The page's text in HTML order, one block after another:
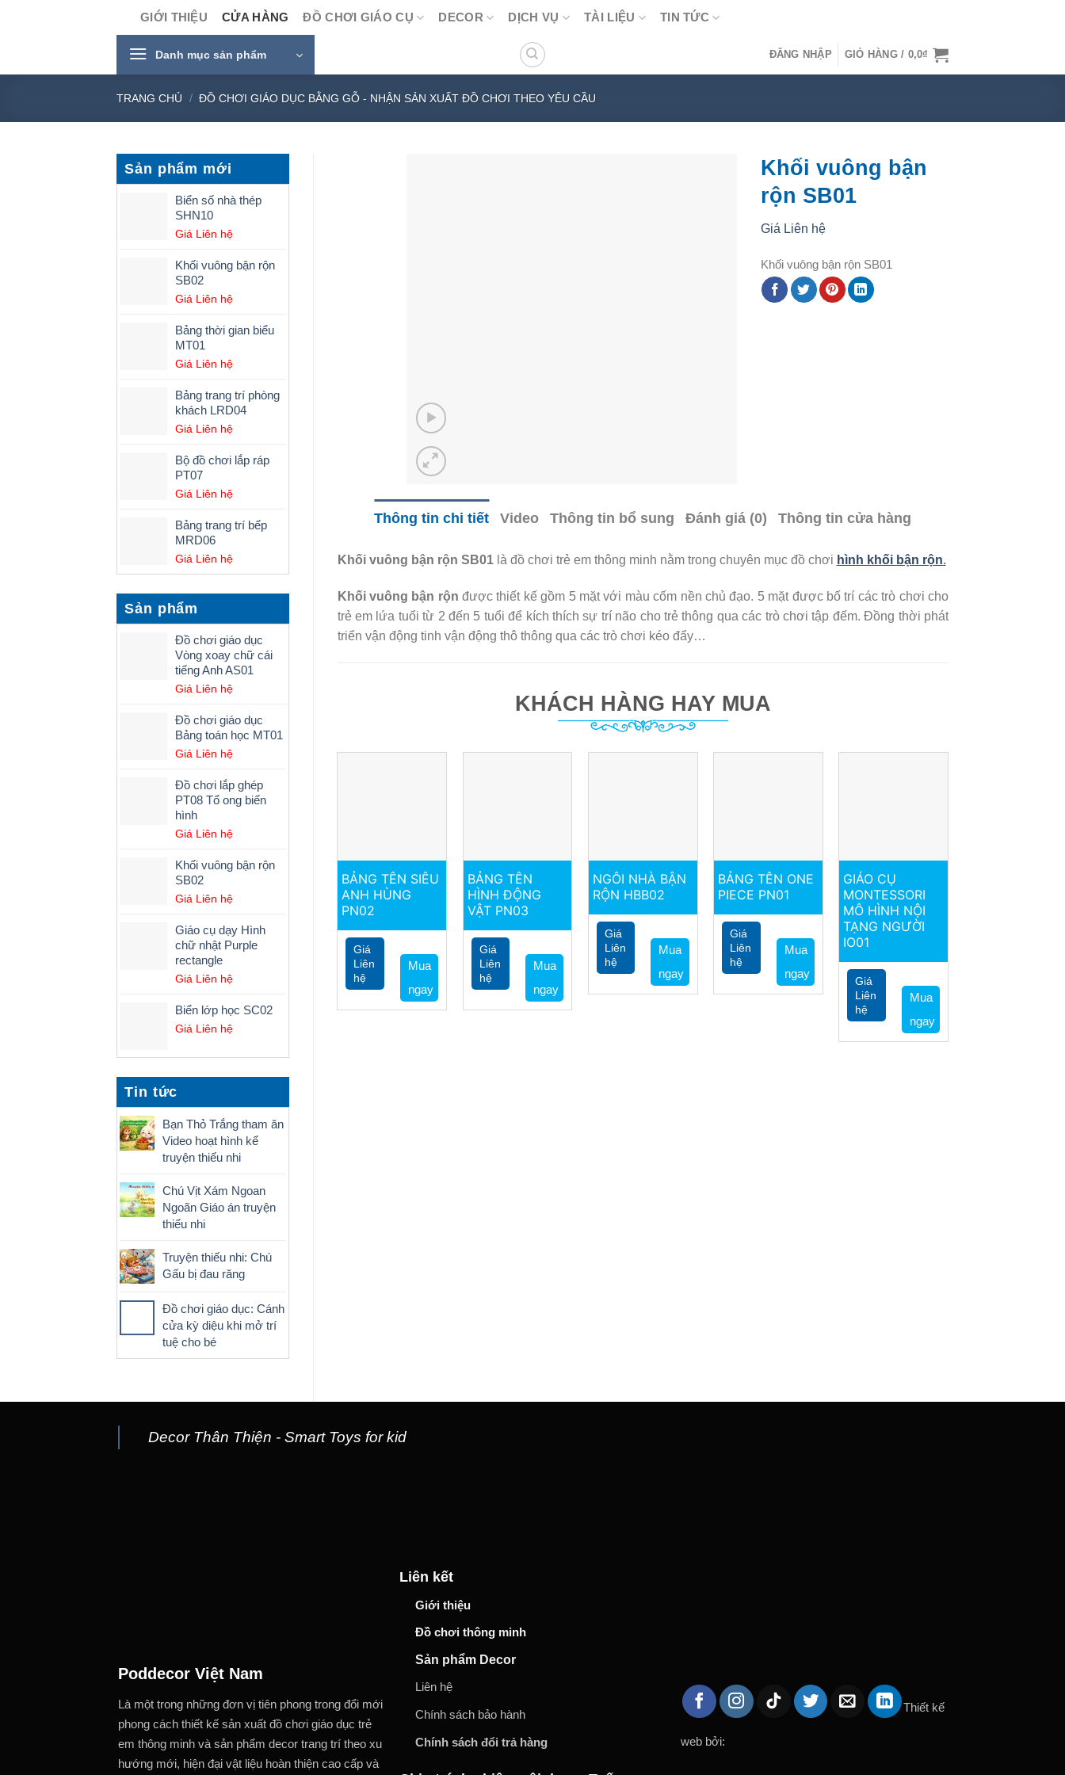
GIỚI THIỆU CỬA HÀNG ĐỒ CHƠI GIÁO CỤ DECOR DỊCH VỤ TÀI LIỆU TIN TỨC
Danh mục sản phẩm ĐĂNG NHẬP GIỎ HÀNG / 0,0₫
TRANG CHỦ / ĐỒ CHƠI GIÁO DỤC BẰNG GỖ - NHẬN SẢN XUẤT ĐỒ CHƠI THEO YÊU CẦU
Sản phẩm mới
Biển số nhà thép
SHN10
Giá Liên hệ
Khối vuông bận rộn
SB02
Giá Liên hệ
Bảng thời gian biểu
MT01
Giá Liên hệ
Bảng trang trí phòng
khách LRD04
Giá Liên hệ
Bộ đồ chơi lắp ráp
PT07
Giá Liên hệ
Bảng trang trí bếp
MRD06
Giá Liên hệ
Sản phẩm
Đồ chơi giáo dục
Vòng xoay chữ cái
tiếng Anh AS01
Giá Liên hệ
Đồ chơi giáo dục
Bảng toán học MT01
Giá Liên hệ
Đồ chơi lắp ghép
PT08 Tổ ong biến
hình
Giá Liên hệ
Khối vuông bận rộn
SB02
Giá Liên hệ
Giáo cụ dạy Hình
chữ nhật Purple
rectangle
Giá Liên hệ
Biển lớp học SC02
Giá Liên hệ
Tin tức
Bạn Thỏ Trắng tham ăn
Video hoạt hình kể
truyện thiếu nhi
Chú Vịt Xám Ngoan
Ngoãn Giáo án truyện
thiếu nhi
Truyện thiếu nhi: Chú
Gấu bị đau răng
Đồ chơi giáo dục: Cánh
cửa kỳ diệu khi mở trí
tuệ cho bé
Khối vuông bận
rộn SB01
Giá Liên hệ
Khối vuông bận rộn SB01
Thông tin chi tiết Video Thông tin bổ sung Đánh giá (0) Thông tin cửa hàng
Khối vuông bận rộn SB01là đồ chơi trẻ em thông minh nằm trong chuyên mục đồ chơi hình khối bận rộn.
Khối vuông bận rộnđược thiết kế gồm 5 mặt với màu cốm nền chủ đạo. 5 mặt được bố trí các trò chơi cho
trẻ em lứa tuổi từ 2 đến 5 tuổi để kích thích sự trí não cho trẻ thông qua các trò chơi tập đếm. Đồng thời phát
triển vận động tinh vận động thô thông qua các trò chơi kéo đẩy…
KHÁCH HÀNG HAY MUA
BẢNG TÊN SIÊU
ANH HÙNG
PN02
Giá
Liên
hệ
Mua
ngay
BẢNG TÊN
HÌNH ĐỘNG
VẬT PN03
Giá
Liên
hệ
Mua
ngay
NGÔI NHÀ BẬN
RỘN HBB02
Giá
Liên
hệ
Mua
ngay
BẢNG TÊN ONE
PIECE PN01
Giá
Liên
hệ
Mua
ngay
GIÁO CỤ
MONTESSORI
MÔ HÌNH NỘI
TẠNG NGƯỜI
IO01
Giá
Liên
hệ
Mua
ngay
Decor Thân Thiện - Smart Toys for kid
Poddecor Việt Nam
Là một trong những đơn vị tiên phong trong đổi mới
phong cách thiết kế sản xuất đồ chơi giáo dục trẻ
em thông minh và sản phẩm decor trang trí theo xu
hướng mới, hiện đại vật liệu hoàn thiện cao cấp và
Liên kết
Giới thiệu
Đồ chơi thông minh
Sản phẩm Decor
Liên hệ
Chính sách bảo hành
Chính sách đổi trả hàng
Thiết kế
web bởi: